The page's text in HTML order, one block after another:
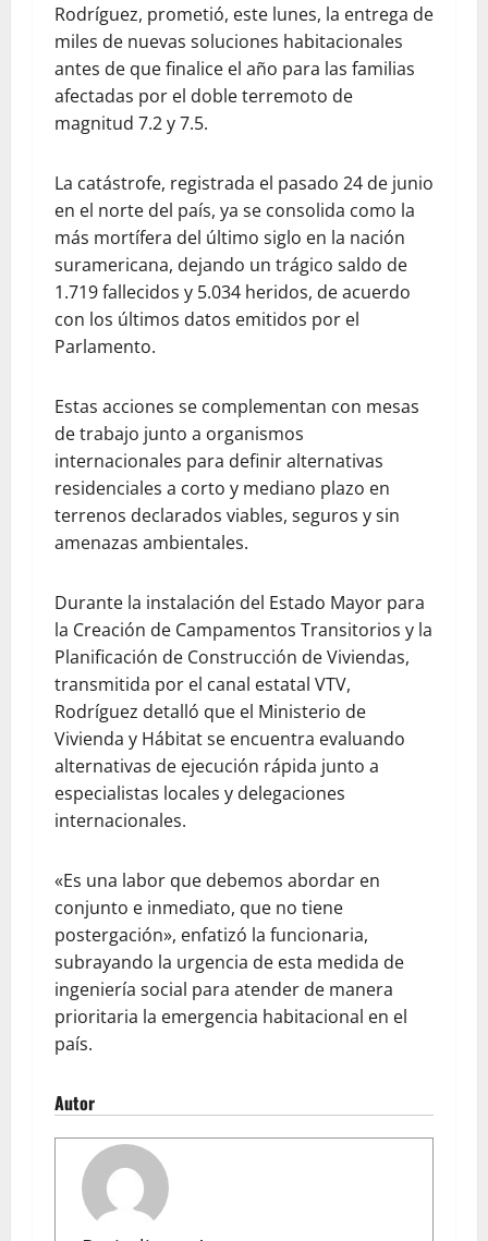
Rodríguez, prometió, este lunes, la entrega de
miles de nuevas soluciones habitacionales
antes de que finalice el año para las familias
afectadas por el doble terremoto de
magnitud 7.2 y 7.5.
La catástrofe, registrada el pasado 24 de junio
en el norte del país, ya se consolida como la
más mortífera del último siglo en la nación
suramericana, dejando un trágico saldo de
1.719 fallecidos y 5.034 heridos, de acuerdo
con los últimos datos emitidos por el
Parlamento.
Estas acciones se complementan con mesas
de trabajo junto a organismos
internacionales para definir alternativas
residenciales a corto y mediano plazo en
terrenos declarados viables, seguros y sin
amenazas ambientales.
Durante la instalación del Estado Mayor para
la Creación de Campamentos Transitorios y la
Planificación de Construcción de Viviendas,
transmitida por el canal estatal VTV,
Rodríguez detalló que el Ministerio de
Vivienda y Hábitat se encuentra evaluando
alternativas de ejecución rápida junto a
especialistas locales y delegaciones
internacionales.
«Es una labor que debemos abordar en
conjunto e inmediato, que no tiene
postergación», enfatizó la funcionaria,
subrayando la urgencia de esta medida de
ingeniería social para atender de manera
prioritaria la emergencia habitacional en el
país.
Autor